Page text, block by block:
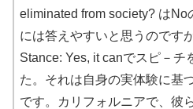
eliminated from society? はNo
には答えやすいと思うのです
Stance: Yes, it canでスピ－チ
た。それは自身の実体験に基
です。カリフォルニアで、彼